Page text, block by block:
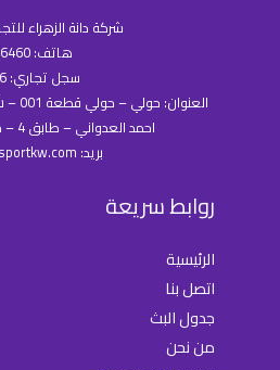
شركة دانة الزهراء
هاتف: 57556460
سجل تجاري: 371726
احمد العدواني – طابق 4 – مكتب تجاري رقم 20
بريد: info@bensportkw.com
روابط سريعة
الرئيسية
اتصل بنا
جدول البث
من نحن